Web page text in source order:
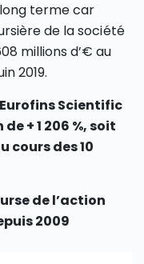
terme car
de la société
millions d’€ au
2019.
Scientific
+ 1 206 %, soit
cours des 10
de l’action
2009